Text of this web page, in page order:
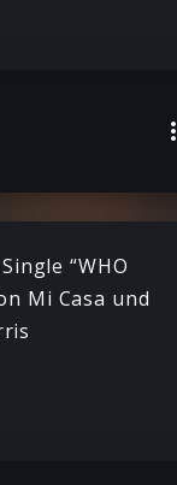
“WHO
Mi Casa und